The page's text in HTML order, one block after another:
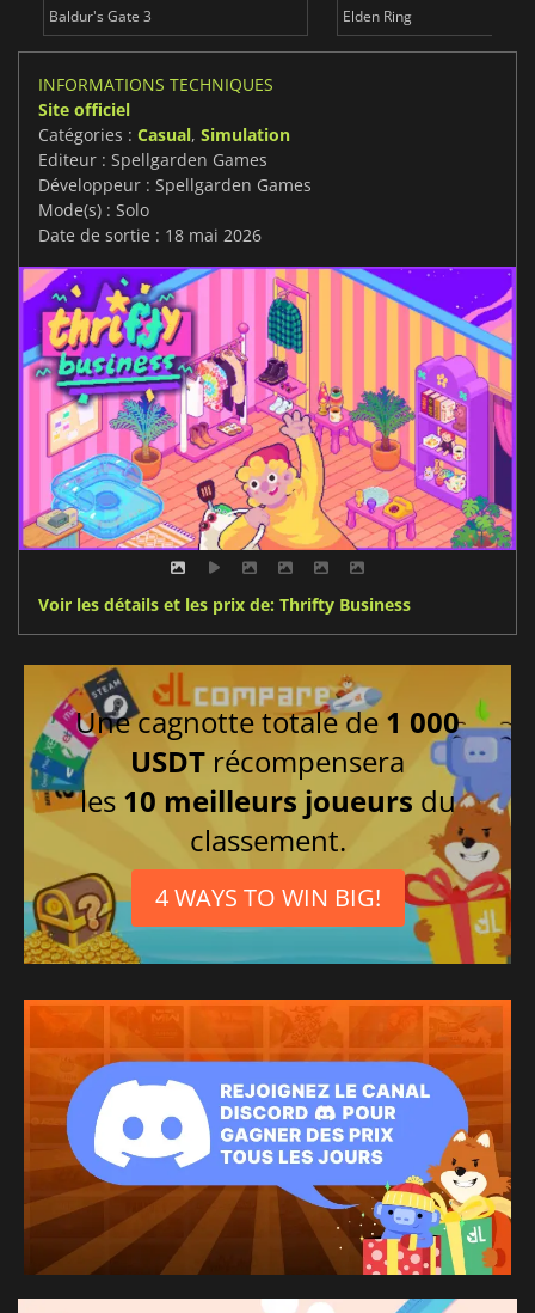
Baldur's Gate 3 Elden Ring
INFORMATIONS TECHNIQUES
Site officiel
Catégories : Casual, Simulation
Editeur : Spellgarden Games
Développeur : Spellgarden Games
Mode(s) : Solo
Date de sortie : 18 mai 2026
Voir les détails et les prix de: Thrifty Business
Une cagnotte totale de 1 000
USDT récompensera
les 10 meilleurs joueurs du
classement.
4 WAYS TO WIN BIG!